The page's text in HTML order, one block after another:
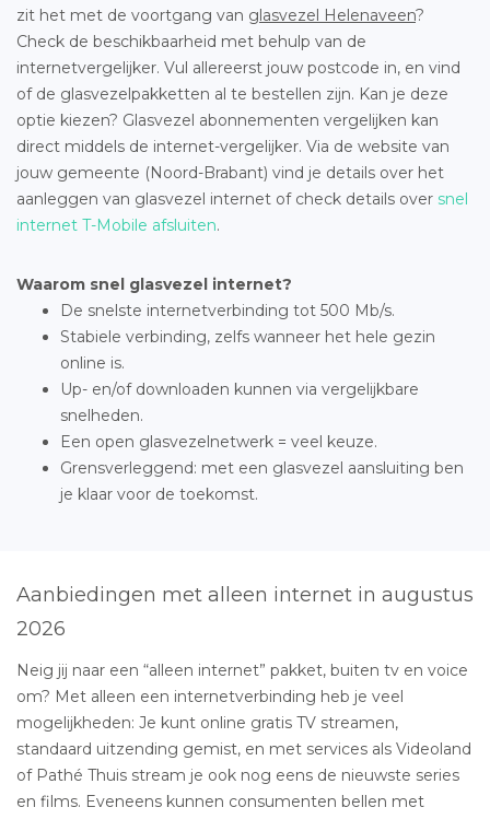
zit het met de voortgang van glasvezel Helenaveen?
Check de beschikbaarheid met behulp van de
internetvergelijker. Vul allereerst jouw postcode in, en vind
of de glasvezelpakketten al te bestellen zijn. Kan je deze
optie kiezen? Glasvezel abonnementen vergelijken kan
direct middels de internet-vergelijker. Via de website van
jouw gemeente (Noord-Brabant) vind je details over het
aanleggen van glasvezel internet of check details over snel
internet T-Mobile afsluiten.
Waarom snel glasvezel internet?
De snelste internetverbinding tot 500 Mb/s.
Stabiele verbinding, zelfs wanneer het hele gezin
online is.
Up- en/of downloaden kunnen via vergelijkbare
snelheden.
Een open glasvezelnetwerk = veel keuze.
Grensverleggend: met een glasvezel aansluiting ben
je klaar voor de toekomst.
Aanbiedingen met alleen internet in augustus
2026
Neig jij naar een “alleen internet” pakket, buiten tv en voice
om? Met alleen een internetverbinding heb je veel
mogelijkheden: Je kunt online gratis TV streamen,
standaard uitzending gemist, en met services als Videoland
of Pathé Thuis stream je ook nog eens de nieuwste series
en films. Eveneens kunnen consumenten bellen met